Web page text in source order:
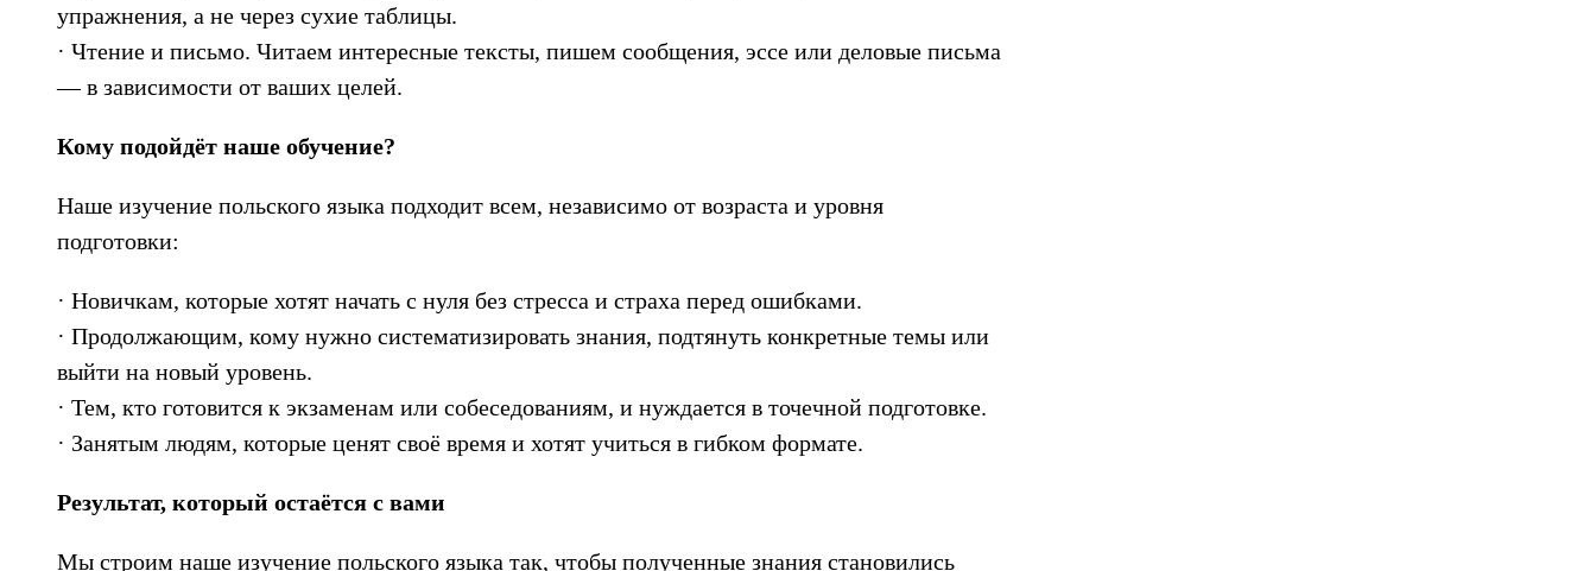
упражнения, а не через сухие таблицы.
· Чтение и письмо. Читаем интересные тексты, пишем сообщения, эссе или деловые письма
— в зависимости от ваших целей.
Кому подойдёт наше обучение?
Наше изучение польского языка подходит всем, независимо от возраста и уровня
подготовки:
· Новичкам, которые хотят начать с нуля без стресса и страха перед ошибками.
· Продолжающим, кому нужно систематизировать знания, подтянуть конкретные темы или
выйти на новый уровень.
· Тем, кто готовится к экзаменам или собеседованиям, и нуждается в точечной подготовке.
· Занятым людям, которые ценят своё время и хотят учиться в гибком формате.
Результат, который остаётся с вами
Мы строим наше изучение польского языка так, чтобы полученные знания становились